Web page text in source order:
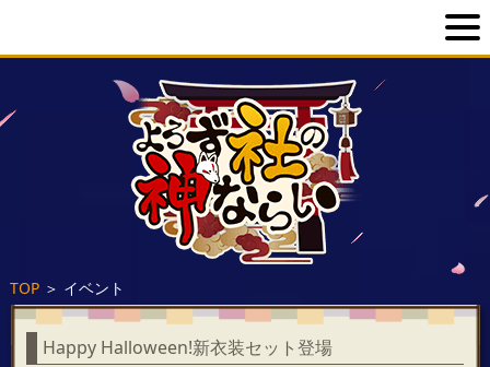
TOP＞ イベント
Happy Halloween!新衣装セット登場